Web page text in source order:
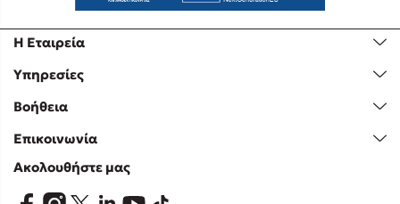
Η Εταιρεία
Υπηρεσίες
Βοήθεια
Επικοινωνία
Ακολουθήστε μας